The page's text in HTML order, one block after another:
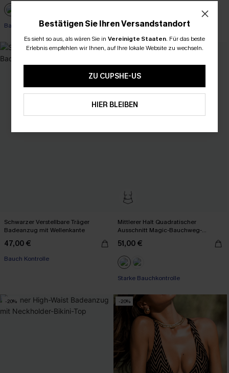
+2
Bauch Kontrolle
Schwarzer Verstellbare Träger
Badeanzug mit Wellenkante
47,00 €
Bauch Kontrolle
Mittlerer Halt Quadratischer
Ausschnitt Magic-Bauchweg-
51,00 €
Starke Bauchkontrolle
-20% -20%
Bestätigen Sie Ihren Versandstandort
Es sieht so aus, als wären Sie in Vereinigte Staaten. Für das beste
Erlebnis empfehlen wir Ihnen, auf Ihre lokale Website zu wechseln.
ZU CUPSHE-US
HIER BLEIBEN